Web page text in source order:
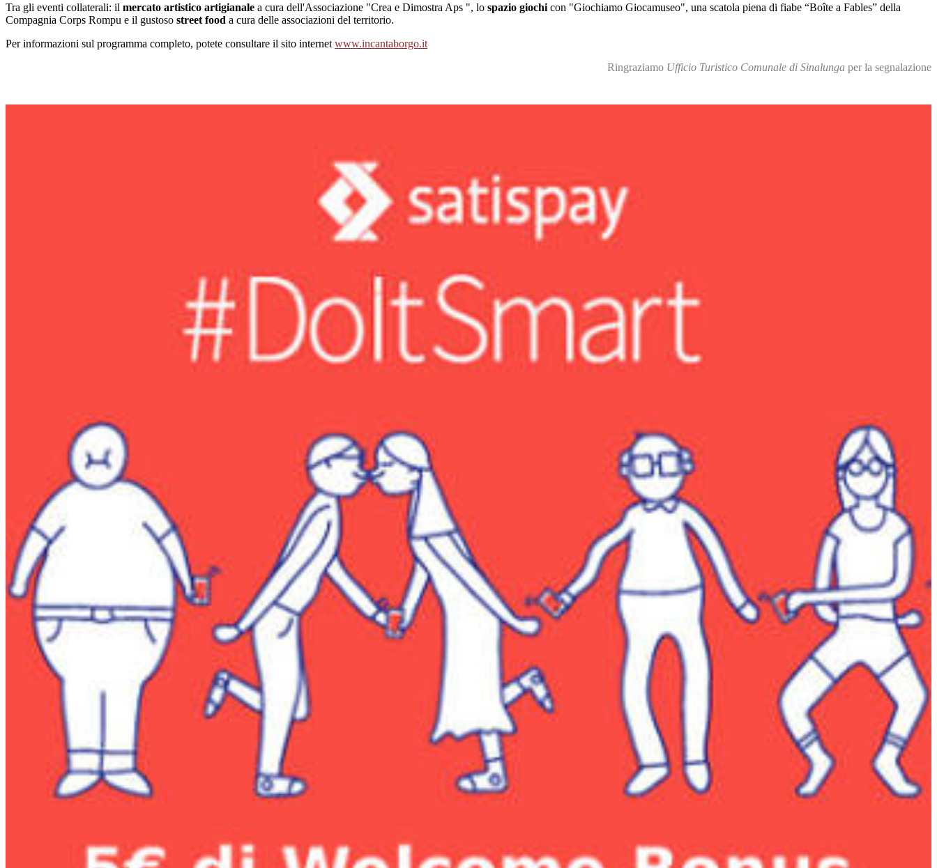
Tra gli eventi collaterali: il mercato artistico artigianale a cura dell'Associazione "Crea e Dimostra Aps ", lo spazio giochi con "Giochiamo Giocamuseo", una scatola piena di fiabe “Boîte a Fables” della
Compagnia Corps Rompu e il gustoso street food a cura delle associazioni del territorio.
Per informazioni sul programma completo, potete consultare il sito internet www.incantaborgo.it
Ringraziamo Ufficio Turistico Comunale di Sinalunga per la segnalazione